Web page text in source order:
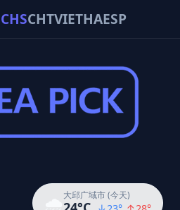
CHSCHTVIETHAESP
大邱广域市 (今天)